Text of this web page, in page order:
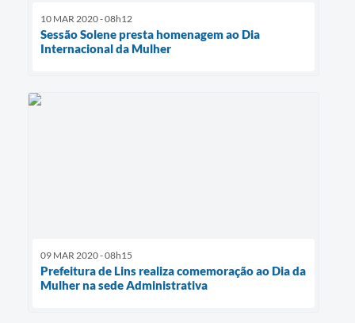
10 MAR 2020 - 08h12
Sessão Solene presta homenagem ao Dia
Internacional da Mulher
09 MAR 2020 - 08h15
Prefeitura de Lins realiza comemoração ao Dia da
Mulher na sede Administrativa